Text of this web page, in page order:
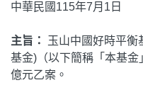
中華民國115年7月1日
主旨：
玉山中國好時平衡
基金)（以下簡稱「本基
億元乙案。